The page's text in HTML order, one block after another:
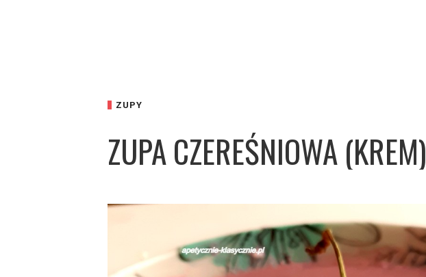
ZUPY
ZUPA CZEREŚNIOWA (KREM)